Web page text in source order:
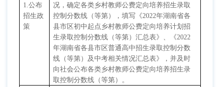
1.公布
招生政
策
况，确定各类乡村教师公费定向培养招生录取
控制分数线（等第），填写《2022年湖南省各
县市区初中起点乡村教师公费定向培养计划招
生录取控制分数线（等第）汇总表》、《2022
年湖南省各县市区普通高中招生录取控制分数
线（等第）及中考相关情况汇总表》，并及时
向社会公布各类乡村教师公费定向培养招生录
取控制分数线（等第）。